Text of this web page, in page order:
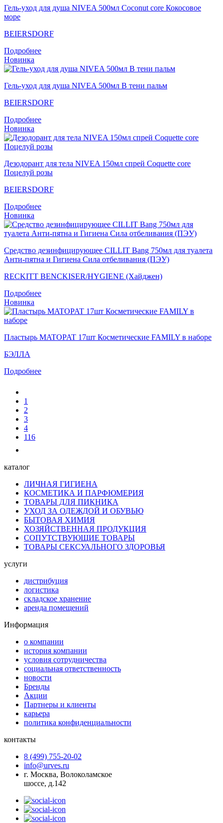
Гель-уход для душа NIVEA 500мл Coconut core Кокосовое
море
BEIERSDORF
Подробнее
Новинка
Гель-уход для душа NIVEA 500мл В тени пальм
BEIERSDORF
Подробнее
Новинка
Дезодорант для тела NIVEA 150мл спрей Coquette core
Поцелуй розы
BEIERSDORF
Подробнее
Новинка
Средство дезинфицирующее CILLIT Bang 750мл для туалета
Анти-пятна и Гигиена Сила отбеливания (ПЭУ)
RECKITT BENCKISER/HYGIENE (Хайджен)
Подробнее
Новинка
Пластырь MATOPAT 17шт Косметические FAMILY в наборе
БЭЛЛА
Подробнее
1
2
3
4
116
каталог
ЛИЧНАЯ ГИГИЕНА
КОСМЕТИКА И ПАРФЮМЕРИЯ
ТОВАРЫ ДЛЯ ПИКНИКА
УХОД ЗА ОДЕЖДОЙ И ОБУВЬЮ
БЫТОВАЯ ХИМИЯ
ХОЗЯЙСТВЕННАЯ ПРОДУКЦИЯ
СОПУТСТВУЮЩИЕ ТОВАРЫ
ТОВАРЫ СЕКСУАЛЬНОГО ЗДОРОВЬЯ
услуги
дистрибуция
логистика
складское хранение
аренда помещений
Информация
о компании
история компании
условия сотрудничества
социальная ответственность
новости
Бренды
Акции
Партнеры и клиенты
карьера
политика конфиденциальности
контакты
8 (499) 755-20-02
info@urves.ru
г. Москва, Волоколамское
шоссе, д.142